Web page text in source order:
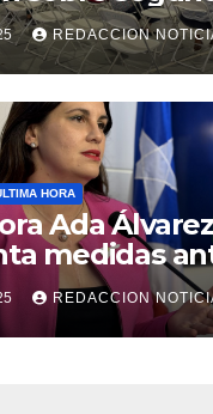
REDACCION
HORA
Ada Álvarez
medidas
en el
REDACCION